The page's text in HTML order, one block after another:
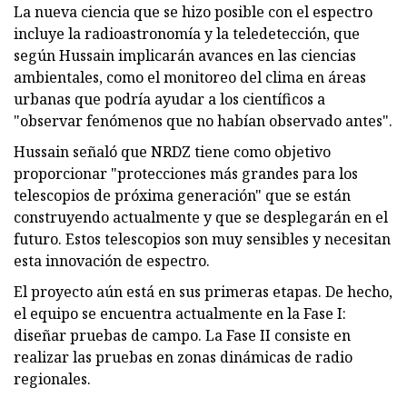
La nueva ciencia que se hizo posible con el espectro
incluye la radioastronomía y la teledetección, que
según Hussain implicarán avances en las ciencias
ambientales, como el monitoreo del clima en áreas
urbanas que podría ayudar a los científicos a
"observar fenómenos que no habían observado antes".
Hussain señaló que NRDZ tiene como objetivo
proporcionar "protecciones más grandes para los
telescopios de próxima generación" que se están
construyendo actualmente y que se desplegarán en el
futuro. Estos telescopios son muy sensibles y necesitan
esta innovación de espectro.
El proyecto aún está en sus primeras etapas. De hecho,
el equipo se encuentra actualmente en la Fase I:
diseñar pruebas de campo. La Fase II consiste en
realizar las pruebas en zonas dinámicas de radio
regionales.